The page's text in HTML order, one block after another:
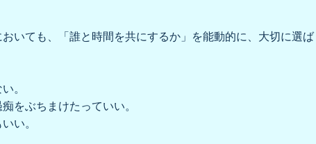
いても、「誰と時間を共にするか」を能動的に、大切に選ば
。
をぶちまけたっていい。
い。